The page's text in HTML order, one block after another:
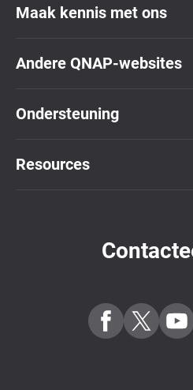
Maak kennis met ons
Andere QNAP-websites
Ondersteuning
Resources